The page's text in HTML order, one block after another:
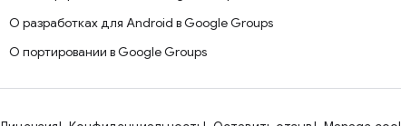
О разработках для Android в Google Groups
О портировании в Google Groups